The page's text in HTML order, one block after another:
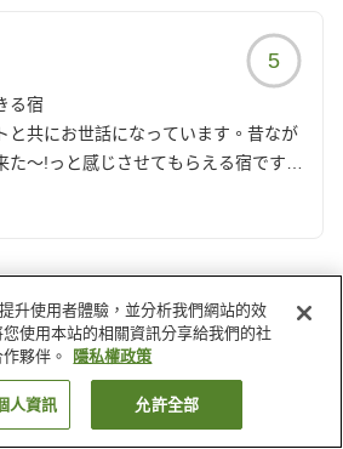
5
る宿
と共にお世話になっています。昔なが
た〜!っと感じさせてもらえる宿です。
入浴できるのが小さい子どもがいる我
いっぱいに。大満足の宿です。
ちらから
hotel/voice/80481?
升使用者體驗，並分析我們網站的效
使用本站的相關資訊分享給我們的社
夥伴。
隱私權政策
人資訊 允許全部